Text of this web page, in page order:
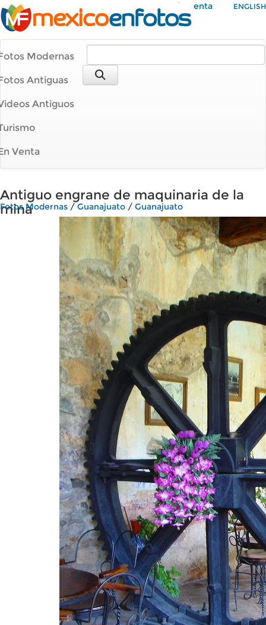
Mi Cuenta ENGLISH
Modernas
Antiguas
Antiguos
Venta
Antiguo engrane de maquinaria de la
mina
Fotos Modernas / Guanajuato / Guanajuato